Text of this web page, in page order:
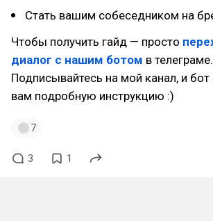
Стать вашим собеседником на
Чтобы получить гайд — просто
диалог с нашим ботом в телеграме.
Подписывайтесь на мой канал, и
вам подробную инструкцию :)
7
3 1